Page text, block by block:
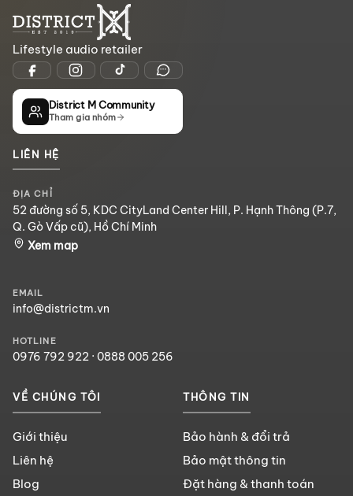
Lifestyle audio retailer
District M Community
Tham gia nhóm
LIÊN HỆ
ĐỊA CHỈ
52 đường số 5, KDC CityLand Center Hill, P. Hạnh Thông (P.7,
Q. Gò Vấp cũ), Hồ Chí Minh
Xem map
EMAIL
info@districtm.vn
HOTLINE
0976 792 922 · 0888 005 256
VỀ CHÚNG TÔI
Giới thiệu
Liên hệ
Blog
THÔNG TIN
Bảo hành & đổi trả
Bảo mật thông tin
Đặt hàng & thanh toán